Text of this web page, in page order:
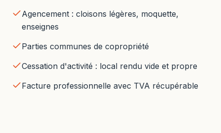
Agencement : cloisons légères, moquette,
enseignes
Parties communes de copropriété
Cessation d'activité : local rendu vide et propre
Facture professionnelle avec TVA récupérable